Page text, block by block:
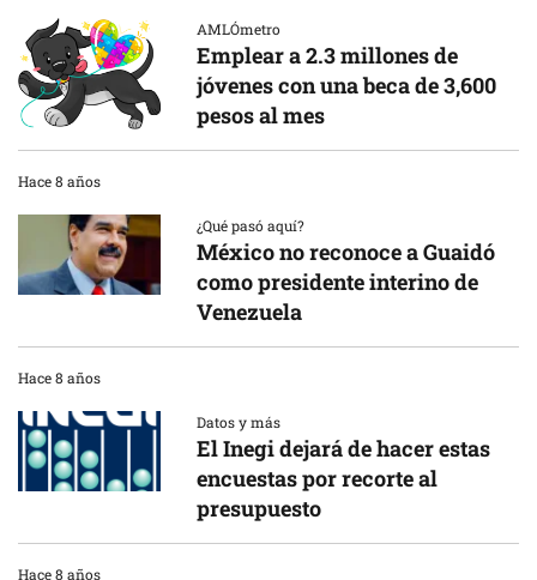
AMLÓmetro
Emplear a 2.3 millones de
jóvenes con una beca de 3,600
pesos al mes
Hace 8 años
¿Qué pasó aquí?
México no reconoce a Guaidó
como presidente interino de
Venezuela
Hace 8 años
Datos y más
El Inegi dejará de hacer estas
encuestas por recorte al
presupuesto
Hace 8 años